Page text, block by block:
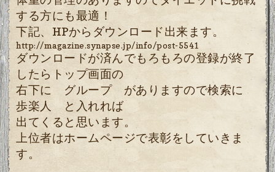
する方にも最適！
下記、HPからダウンロード出来ます。
http://magazine.synapse.jp/info/post-5541
ダウンロードが済んでもろもろの登録が終了
したらトップ画面の
右下に グループ がありますので検索に
歩楽人 と入れれば
出てくると思います。
上位者はホームページで表彰をしていきま
す。